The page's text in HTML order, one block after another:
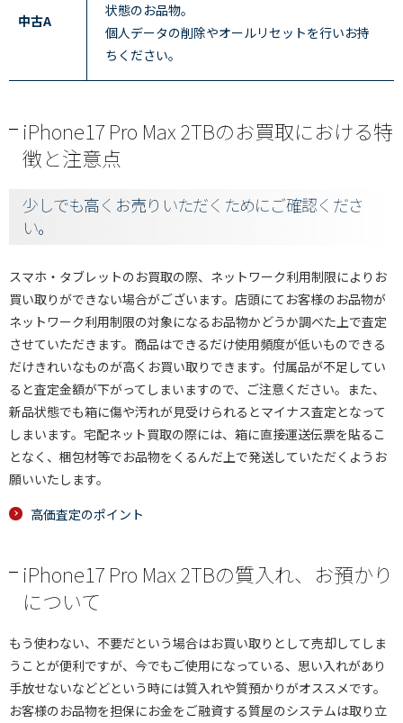
中古A
状態のお品物。
個人データの削除やオールリセットを行いお持
ちください。
iPhone17 Pro Max 2TBのお買取における特
徴と注意点
少しでも高くお売りいただくためにご確認くださ
い。
スマホ・タブレットのお買取の際、ネットワーク利用制限によりお
買い取りができない場合がございます。店頭にてお客様のお品物が
ネットワーク利用制限の対象になるお品物かどうか調べた上で査定
させていただきます。商品はできるだけ使用頻度が低いものできる
だけきれいなものが高くお買い取りできます。付属品が不足してい
ると査定金額が下がってしまいますので、ご注意ください。また、
新品状態でも箱に傷や汚れが見受けられるとマイナス査定となって
しまいます。宅配ネット買取の際には、箱に直接運送伝票を貼るこ
となく、梱包材等でお品物をくるんだ上で発送していただくようお
願いいたします。
高価査定のポイント
iPhone17 Pro Max 2TBの質入れ、お預かり
について
もう使わない、不要だという場合はお買い取りとして売却してしま
うことが便利ですが、今でもご使用になっている、思い入れがあり
手放せないなどどという時には質入れや質預かりがオススメです。
お客様のお品物を担保にお金をご融資する質屋のシステムは取り立